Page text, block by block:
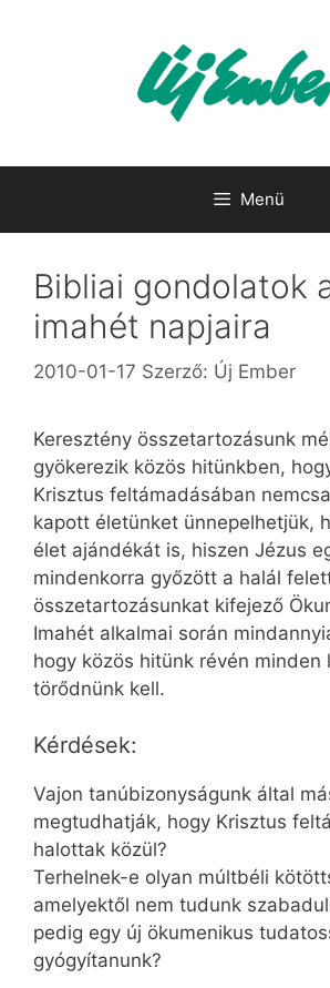
Menü
Bibliai gondolatok
imahét napjaira
2010-01-17 Szerző: Új Ember
Keresztény összetartozásunk
gyökerezik közös hitünkben,
Krisztus feltámadásában
kapott életünket ünnepelhetjük,
élet ajándékát is, hiszen Jézus
mindenkorra győzött a halál
összetartozásunkat kifejező
Imahét alkalmai során
hogy közös hitünk révén minden
törődnünk kell.
Kérdések:
Vajon tanúbizonyságunk által
megtudhatják, hogy Krisztus
halottak közül?
Terhelnek-e olyan múltbéli
amelyektől nem tudunk
pedig egy új ökumenikus
gyógyítanunk?